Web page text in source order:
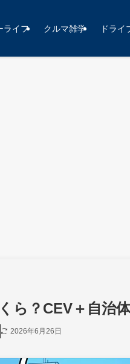
ライフ クルマ雑学 ドライ
ら？CEV＋自治
2026年6月26日